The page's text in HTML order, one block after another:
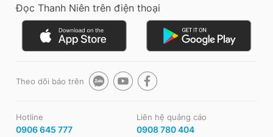
Đọc Thanh Niên trên điện thoại
Theo dõi báo trên
Hotline
0906 645 777
Liên hệ quảng cáo
0908 780 404